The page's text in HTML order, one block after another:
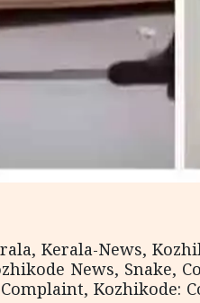
Kerala-News,
News, Snake,
Kozhikode: